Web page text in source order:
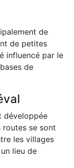
de
de petites
influencé par le
de
développée
routes se sont
les villages
lieu de